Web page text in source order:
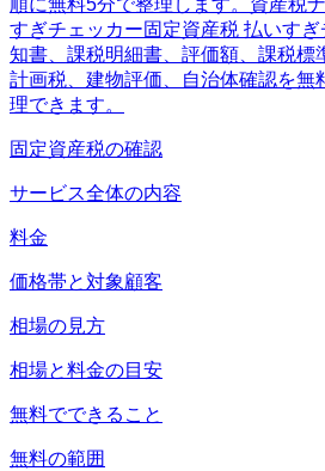
順に無料5分で整理します。 資産税
すぎチェッカー固定資産税 払いす
知書、課税明細書、評価額、課税標
計画税、建物評価、自治体確認を無
理できます。
固定資産税の確認
サービス全体の内容
料金
価格帯と対象顧客
相場の見方
相場と料金の目安
無料でできること
無料の範囲